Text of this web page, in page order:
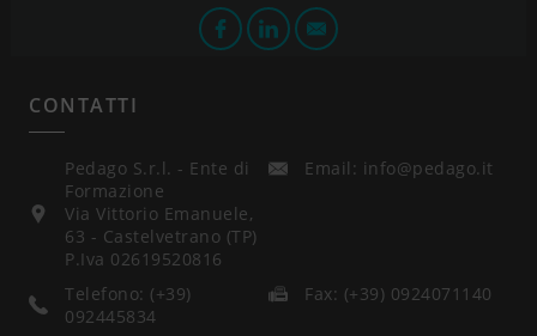
CONTATTI
Pedago S.r.l. - Ente di
Formazione
Via Vittorio Emanuele,
63 - Castelvetrano (TP)
P.Iva 02619520816
Email: info@pedago.it
Telefono: (+39)
092445834
Fax: (+39) 0924071140